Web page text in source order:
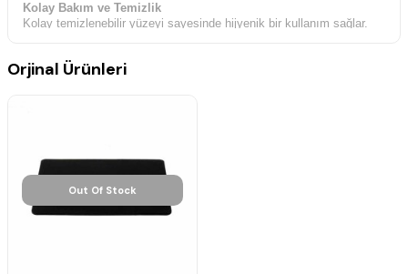
Kolay Bakım ve Temizlik
Kolay temizlenebilir yüzeyi sayesinde hijyenik bir kullanım sağlar.
Orjinal Ürünleri
Out Of Stock